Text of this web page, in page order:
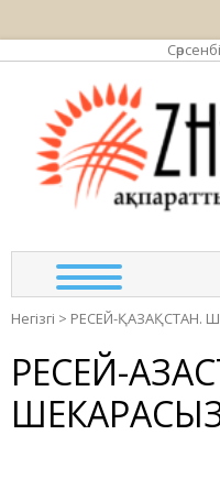
Негізгі > РЕСЕЙ-ҚАЗАҚСТАН.
РЕСЕЙ-